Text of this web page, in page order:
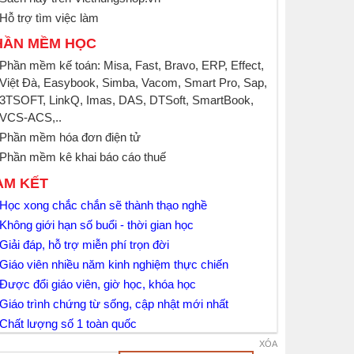
trợ tìm việc làm
MỀM HỌC
mềm kế toán: Misa, Fast, Bravo, ERP, Effect,
Đà, Easybook, Simba, Vacom, Smart Pro, Sap,
LinkQ, Imas, DAS, DTSoft, SmartBook,
ACS,..
mềm hóa đơn điện tử
mềm kê khai báo cáo thuế
KẾT
xong chắc chắn sẽ thành thạo nghề
giới hạn số buổi - thời gian học
đáp, hỗ trợ miễn phí trọn đời
viên nhiều năm kinh nghiệm thực chiến
đổi giáo viên, giờ học, khóa học
trình chứng từ sống, cập nhật mới nhất
lượng số 1 toàn quốc
XÓA